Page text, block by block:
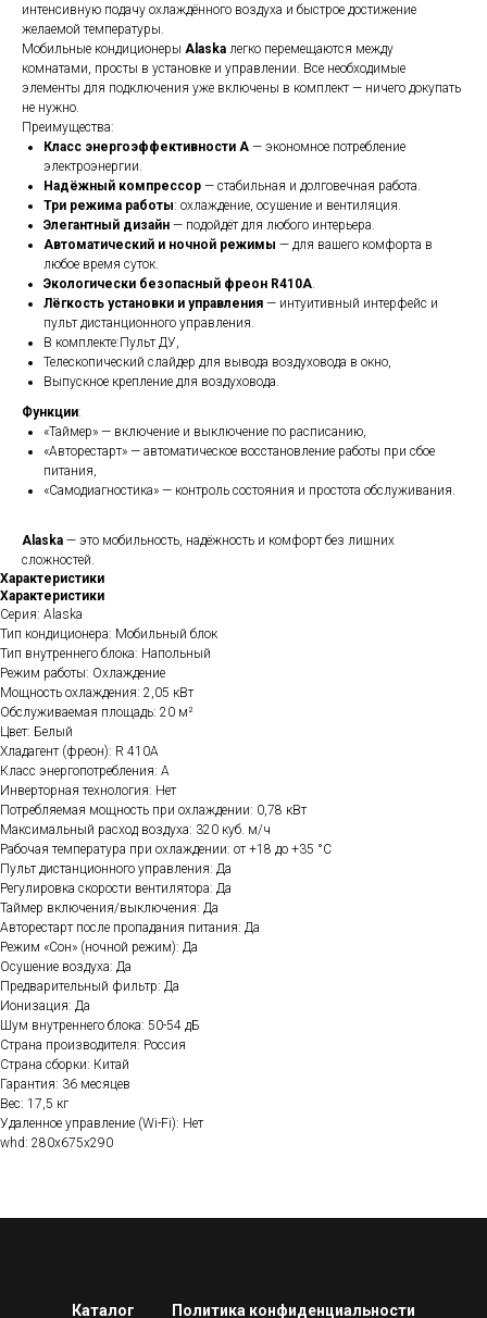
интенсивную подачу охлаждённого воздуха и быстрое достижение
желаемой температуры.
Мобильные кондиционеры Alaska легко перемещаются между
комнатами, просты в установке и управлении. Все необходимые
элементы для подключения уже включены в комплект — ничего докупать
не нужно.
Преимущества:
Класс энергоэффективности A — экономное потребление
электроэнергии.
Надёжный компрессор — стабильная и долговечная работа.
Три режима работы: охлаждение, осушение и вентиляция.
Элегантный дизайн — подойдёт для любого интерьера.
Автоматический и ночной режимы — для вашего комфорта в
любое время суток.
Экологически безопасный фреон R410A.
Лёгкость установки и управления — интуитивный интерфейс и
пульт дистанционного управления.
В комплекте:Пульт ДУ,
Телескопический слайдер для вывода воздуховода в окно,
Выпускное крепление для воздуховода.
Функции:
«Таймер» — включение и выключение по расписанию,
«Авторестарт» — автоматическое восстановление работы при сбое
питания,
«Самодиагностика» — контроль состояния и простота обслуживания.
Alaska — это мобильность, надёжность и комфорт без лишних
сложностей.
Характеристики
Характеристики
Серия: Alaska
Тип кондиционера: Мобильный блок
Тип внутреннего блока: Напольный
Режим работы: Охлаждение
Мощность охлаждения: 2,05 кВт
Обслуживаемая площадь: 20 м²
Цвет: Белый
Хладагент (фреон): R 410A
Класс энергопотребления: A
Инверторная технология: Нет
Потребляемая мощность при охлаждении: 0,78 кВт
Максимальный расход воздуха: 320 куб. м/ч
Рабочая температура при охлаждении: от +18 до +35 °C
Пульт дистанционного управления: Да
Регулировка скорости вентилятора: Да
Таймер включения/выключения: Да
Авторестарт после пропадания питания: Да
Режим «Сон» (ночной режим): Да
Осушение воздуха: Да
Предварительный фильтр: Да
Ионизация: Да
Шум внутреннего блока: 50-54 дБ
Страна производителя: Россия
Страна сборки: Китай
Гарантия: 36 месяцев
Вес: 17,5 кг
Удаленное управление (Wi-Fi): Нет
whd: 280x675x290
Каталог Политика конфиденциальности